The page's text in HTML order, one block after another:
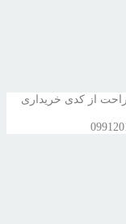
از کدی خریداری